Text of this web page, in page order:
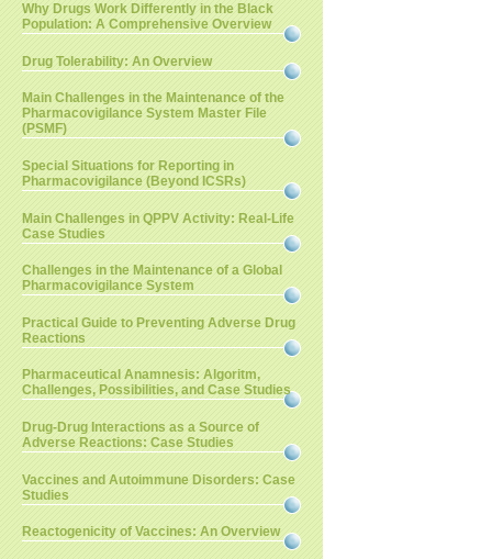
Why Drugs Work Differently in the Black
Population: A Comprehensive Overview
Drug Tolerability: An Overview
Main Challenges in the Maintenance of the
Pharmacovigilance System Master File
(PSMF)
Special Situations for Reporting in
Pharmacovigilance (Beyond ICSRs)
Main Challenges in QPPV Activity: Real-Life
Case Studies
Challenges in the Maintenance of a Global
Pharmacovigilance System
Practical Guide to Preventing Adverse Drug
Reactions
Pharmaceutical Anamnesis: Algoritm,
Challenges, Possibilities, and Case Studies
Drug-Drug Interactions as a Source of
Adverse Reactions: Case Studies
Vaccines and Autoimmune Disorders: Case
Studies
Reactogenicity of Vaccines: An Overview